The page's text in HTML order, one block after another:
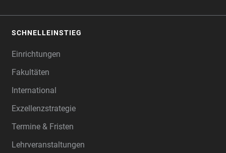
SCHNELLEINSTIEG
Einrichtungen
Fakultäten
International
Exzellenzstrategie
Termine & Fristen
Lehrveranstaltungen